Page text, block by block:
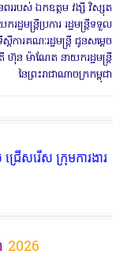
ររបស់ ឯកឧត្តម វង្សី វិស្សុត
រដ្ឋមន្រ្តីប្រការ រដ្ឋមន្រ្តីទទួល
តីការគណៈរដ្ឋមន្រ្តី ជូនសម្តេច
ហ៊ុន ម៉ាណែត នាយករដ្ឋមន្ត្រី
នៃព្រះរាជាណាចក្រកម្ពុជា
មការងារ នៅតាម
2026